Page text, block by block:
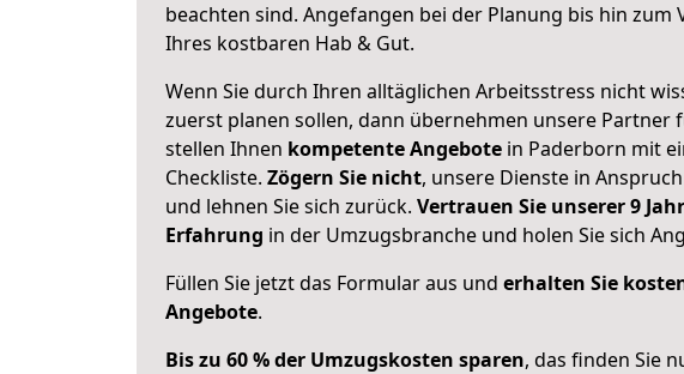
beachten sind. Angefangen bei der Planung bis hin zum
Ihres kostbaren Hab & Gut.
Wenn Sie durch Ihren alltäglichen Arbeitsstress nicht
zuerst planen sollen, dann übernehmen unsere Partner
stellen Ihnen kompetente Angebote in Paderborn mit
Checkliste. Zögern Sie nicht, unsere Dienste in
und lehnen Sie sich zurück. Vertrauen Sie unserer 9
Erfahrung in der Umzugsbranche und holen Sie sich
Füllen Sie jetzt das Formular aus und erhalten Sie
Angebote.
Bis zu 60 % der Umzugskosten sparen, das finden Sie